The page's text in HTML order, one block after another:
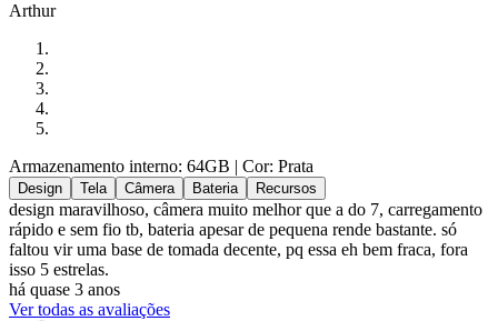
Arthur
Armazenamento interno: 64GB | Cor: Prata
Design Tela Câmera Bateria Recursos
design maravilhoso, câmera muito melhor que a do 7, carregamento
rápido e sem fio tb, bateria apesar de pequena rende bastante. só
faltou vir uma base de tomada decente, pq essa eh bem fraca, fora
isso 5 estrelas.
há quase 3 anos
Ver todas as avaliações